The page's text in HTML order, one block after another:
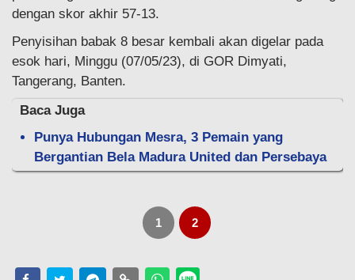
dengan skor akhir 57-13.
Penyisihan babak 8 besar kembali akan digelar pada
esok hari, Minggu (07/05/23), di GOR Dimyati,
Tangerang, Banten.
Baca Juga
Punya Hubungan Mesra, 3 Pemain yang
Bergantian Bela Madura United dan Persebaya
1 2